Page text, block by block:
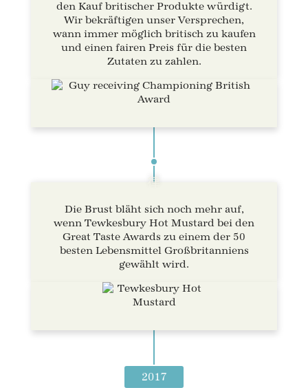
den Kauf britischer Produkte würdigt.
Wir bekräftigen unser Versprechen,
wann immer möglich britisch zu kaufen
und einen fairen Preis für die besten
Zutaten zu zahlen.
Die Brust bläht sich noch mehr auf,
wenn Tewkesbury Hot Mustard bei den
Great Taste Awards zu einem der 50
besten Lebensmittel Großbritanniens
gewählt wird.
2017